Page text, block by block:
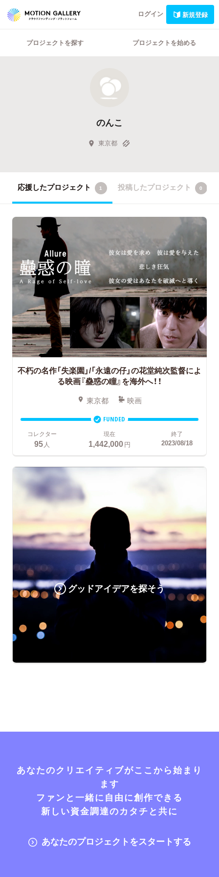
ログイン 新規登録
プロジェクトを探す プロジェクトを始める
のんこ
東京都
応援したプロジェクト 1 投稿したプロジェクト 0
不朽の名作「失楽園」/「永遠の仔」の花堂純次監督によ
る映画『蠱惑の瞳』を海外へ！！
東京都 映画
FUNDED
コレクター
95 人
現在
1,442,000円
終了
2023/08/18
グッドアイデアを探そう
あなたのクリエイティブがここから始まり
ます
ファンと一緒に自由に創作できる
新しい資金調達のカタチと共に
あなたのプロジェクトをスタートする